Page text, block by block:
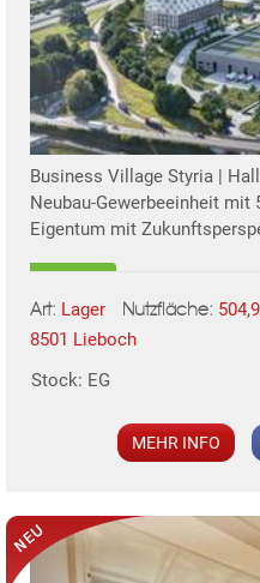
Business Village Styria |
Neubau-Gewerbeeinheit mit
Eigentum mit
Art: Lager Nutzfläche:
8501 Lieboch
Stock: EG
MEHR INFO